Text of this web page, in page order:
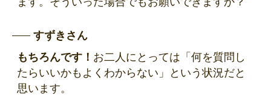
すずきさん
もちろんです！ お二人にとっては「何を質問し
たらいいかもよくわからない」という状況だと
思います。